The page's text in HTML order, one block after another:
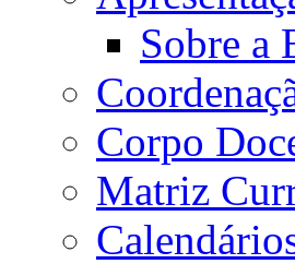
Sobre a
Corpo
Matriz